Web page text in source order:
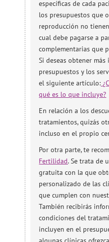
específicas de cada
los presupuestos que
reproducción no
cual debe pagarse a
complementarias que
Si deseas obtener
presupuestos y los
el siguiente artículo:
qué es lo que incluye?
En relación a los
tratamientos, quizás
incluso en el propio
Por otra parte, te
Fertilidad. Se trata de
gratuita con la que
personalizado de las
que cumplen con
También recibirás
condiciones del
incluyen en el